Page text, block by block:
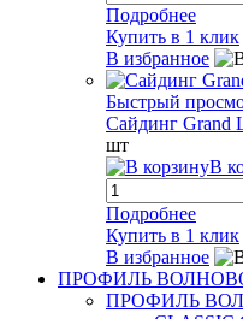
Подробнее
Купить в 1 клик
В избранное
Быстрый
Сайдинг Grand
шт
В
Подробнее
Купить в 1 клик
В избранное
ПРОФИЛЬ
ПРОФИЛЬ